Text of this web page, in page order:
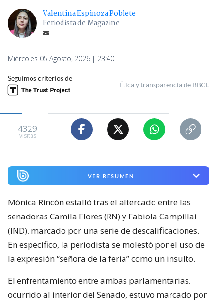
Valentina Espinoza Poblete
Periodista de Magazine
Miércoles 05 Agosto, 2026 | 23:40
Seguimos criterios de
Ética y transparencia de BBCL
4329
visitas
VER RESUMEN
Mónica Rincón estalló tras el altercado entre las
senadoras Camila Flores (RN) y Fabiola Campillai
(IND), marcado por una serie de descalificaciones.
En específico, la periodista se molestó por el uso de
la expresión “señora de la feria” como un insulto.
El enfrentamiento entre ambas parlamentarias,
ocurrido al interior del Senado, estuvo marcado por